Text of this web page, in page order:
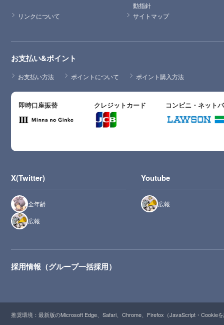
動指針
リンクについて
サイトマップ
お支払い&ポイント
お支払い方法 ポイントについて ポイント購入方法
即時口座振替 クレジットカード コンビニ・ネット
X(Twitter)
全年齢
広報
Youtube
広報
採用情報（グループ一括採用）
推奨環境：最新版のMicrosoft Edge、Safari、Chrome、Firefox（JavaScript・Cookie